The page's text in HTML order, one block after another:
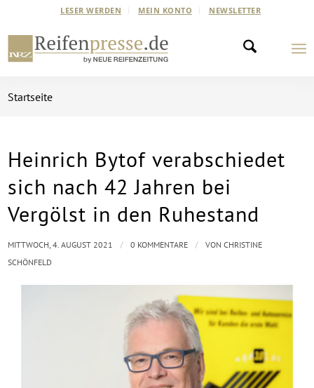
LESER WERDEN MEIN KONTO NEWSLETTER
Startseite
Heinrich Bytof verabschiedet
sich nach 42 Jahren bei
Vergölst in den Ruhestand
MITTWOCH, 4. AUGUST 2021 / 0 KOMMENTARE / VONCHRISTINE
SCHÖNFELD